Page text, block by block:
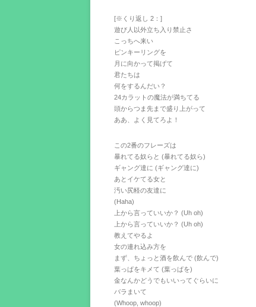
[※くり返し 2：]
遊び人以外立ち入り禁止さ
こっちへ来い
ピンキーリングを
月に向かって掲げて
君たちは
何をするんだい？
24カラットの魔法が満ちてる
頭からつま先まで盛り上がって
ああ、よく見てろよ！
この2番のフレーズは
暴れてる奴らと (暴れてる奴ら)
ギャング達に (ギャング達に)
あとイケてる女と
汚い尻軽の友達に
(Haha)
上から言っていいか？ (Uh oh)
上から言っていいか？ (Uh oh)
教えてやるよ
女の連れ込み方を
まず、ちょっと酒を飲んで (飲んで)
葉っぱをキメて (葉っぱを)
金なんかどうでもいいってぐらいに
バラまいて
(Whoop, whoop)